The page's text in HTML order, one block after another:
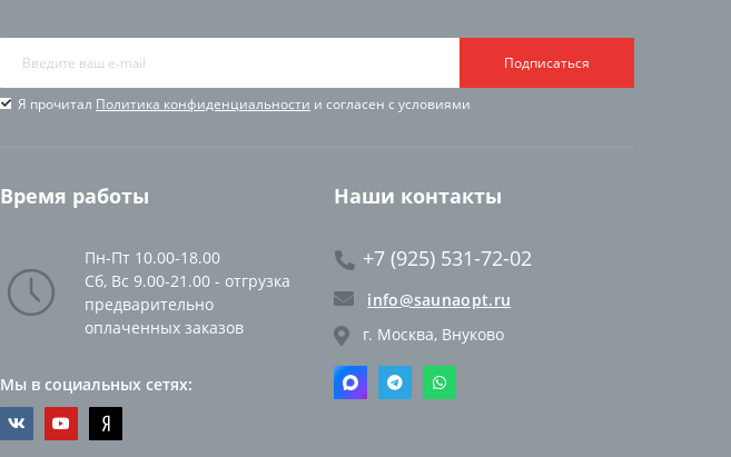
Подписаться
Я прочитал Политика конфиденциальности и согласен с условиями
Время работы
Пн-Пт 10.00-18.00
Сб, Вс 9.00-21.00 - отгрузка
предварительно
оплаченных заказов
Мы в социальных сетях:
Наши контакты
+7 (925) 531-72-02
info@saunaopt.ru
г. Москва, Внуково